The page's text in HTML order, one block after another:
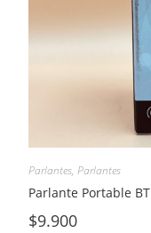
Parlantes,Parlantes
Parlante Portable BT
$9.900